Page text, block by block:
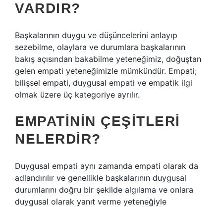
VARDIR?
Başkalarının duygu ve düşüncelerini anlayıp
sezebilme, olaylara ve durumlara başkalarının
bakış açısından bakabilme yeteneğimiz, doğuştan
gelen empati yeteneğimizle mümkündür. Empati;
bilişsel empati, duygusal empati ve empatik ilgi
olmak üzere üç kategoriye ayrılır.
EMPATININ ÇEŞITLERI
NELERDIR?
Duygusal empati aynı zamanda empati olarak da
adlandırılır ve genellikle başkalarının duygusal
durumlarını doğru bir şekilde algılama ve onlara
duygusal olarak yanıt verme yeteneğiyle